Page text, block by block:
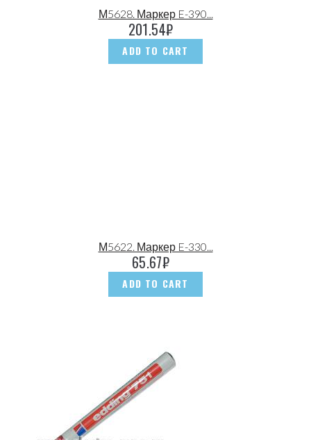
М5628. Маркер E-390...
201.54₽
ADD TO CART
М5622. Маркер E-330...
65.67₽
ADD TO CART